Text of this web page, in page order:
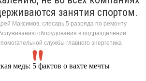
занятия спортом.
Максимов, слесарь 5 разряда по ремонту
оборудования в подразделении
службы главного энергетика